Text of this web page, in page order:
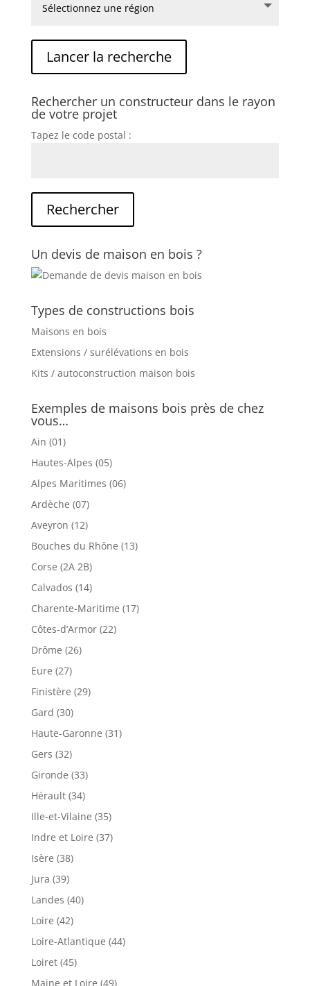
Rechercher un constructeur dans le rayon
de votre projet
Tapez le code postal :
Un devis de maison en bois ?
Types de constructions bois
Maisons en bois
Extensions / surélévations en bois
Kits / autoconstruction maison bois
Exemples de maisons bois près de chez
vous…
Ain (01)
Hautes-Alpes (05)
Alpes Maritimes (06)
Ardèche (07)
Aveyron (12)
Bouches du Rhône (13)
Corse (2A 2B)
Calvados (14)
Charente-Maritime (17)
Côtes-d’Armor (22)
Drôme (26)
Eure (27)
Finistère (29)
Gard (30)
Haute-Garonne (31)
Gers (32)
Gironde (33)
Hérault (34)
Ille-et-Vilaine (35)
Indre et Loire (37)
Isère (38)
Jura (39)
Landes (40)
Loire (42)
Loire-Atlantique (44)
Loiret (45)
Maine et Loire (49)